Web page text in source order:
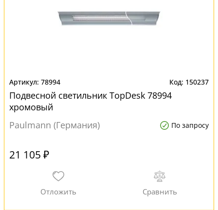
78994 150237
Подвесной светильник TopDesk 78994
хромовый
Paulmann (Германия)
По запросу
21 105 ₽